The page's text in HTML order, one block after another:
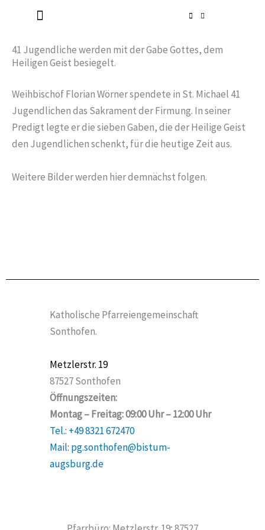
41 Jugendliche werden mit der Gabe Gottes, dem
Heiligen Geist besiegelt.
Weihbischof Florian Wörner spendete in St. Michael 41
Jugendlichen das Sakrament der Firmung. In seiner
Predigt legte er die sieben Gaben, die der Heilige Geist
den Jugendlichen schenkt, für die heutige Zeit aus.
Weitere Bilder werden hier demnächst folgen.
Katholische Pfarreiengemeinschaft
Sonthofen.
Metzlerstr. 19
87527 Sonthofen
Öffnungszeiten:
Montag – Freitag: 09:00 Uhr – 12:00 Uhr
Tel.: +49 8321 672470
Mail: pg.sonthofen@bistum-
augsburg.de